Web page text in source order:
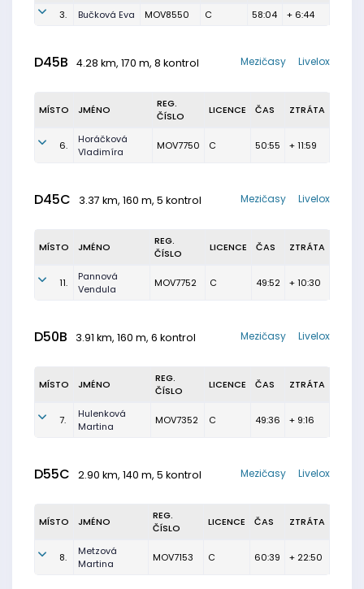
3.
Bučková Eva MOV8550 C 58:04 + 6:44
D45B 4.28 km, 170 m, 8 kontrol Livelox
Mezičasy
MÍSTO JMÉNO
REG.
ČÍSLO
LICENCE ČAS ZTRÁTA
6.
Horáčková
Vladimíra
MOV7750 C 50:55 + 11:59
D45C 3.37 km, 160 m, 5 kontrol Livelox
Mezičasy
MÍSTO JMÉNO
REG.
ČÍSLO
LICENCE ČAS ZTRÁTA
11.
Pannová
Vendula
MOV7752 C 49:52 + 10:30
D50B 3.91 km, 160 m, 6 kontrol Livelox
Mezičasy
MÍSTO JMÉNO
REG.
ČÍSLO
LICENCE ČAS ZTRÁTA
7.
Hulenková
Martina
MOV7352 C 49:36 + 9:16
D55C 2.90 km, 140 m, 5 kontrol Livelox
Mezičasy
MÍSTO JMÉNO
REG.
ČÍSLO
LICENCE ČAS ZTRÁTA
8.
Metzová
Martina
MOV7153 C 60:39 + 22:50